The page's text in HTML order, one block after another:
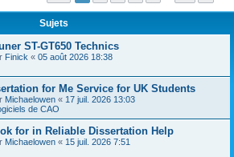
c
Sujets
ST-GT650 Technics
Finick « 05 août 2026 18:38
for Me Service for UK Students
Michaelowen « 17 juil. 2026 13:03
de CAO
for in Reliable Dissertation Help
Michaelowen « 15 juil. 2026 7:51